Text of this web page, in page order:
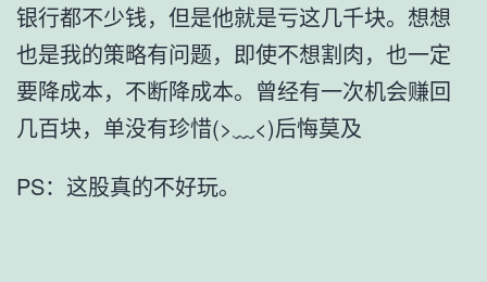
银行都不少钱，但是他就是亏这几千块。想想
也是我的策略有问题，即使不想割肉，也一定
要降成本，不断降成本。曾经有一次机会赚回
几百块，单没有珍惜(>﹏<)后悔莫及
PS：这股真的不好玩。